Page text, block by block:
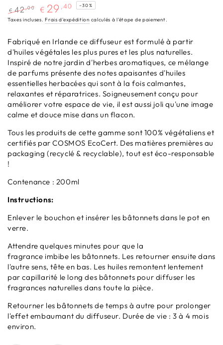
Prix
€42,00
Prix
vente
€ 29 ,40 –30%
Taxes incluses.Frais d'expédition calculés à l'étape de paiement.
Fabriqué en Irlande ce diffuseur est formuléà partir
d'huiles végétales les plus pures et les plus naturelles.
Inspiré de notre jardin d'herbes aromatiques, ce mélange
de parfums présente des notes apaisantes d'huiles
essentielles herbacées qui sont à la fois calmantes,
relaxantes et réparatrices. Soigneusement conçu pour
améliorer votre espace de vie, il est aussi joli qu'une image
calme et douce mise dans un flacon.
Tous les produits de cette gamme sont 100% végétaliens et
certifiés par COSMOS EcoCert. Des matières premières au
packaging (recyclé & recyclable), tout est éco-responsable
!
Contenance : 200ml
Instructions:
Enlever le bouchon et insérer les bâtonnets dans le pot en
verre.
Attendre quelques minutes pour que la
fragrance imbibe les bâtonnets. Les retourner ensuite dans
l'autre sens, tête en bas. Les huiles remontent lentement
par capillarité le long des bâtonnets pour diffuser les
fragrances naturelles dans toute la pièce.
Retourner les bâtonnets de temps à autre pour prolonger
l'effet embaumant du diffuseur. Durée de vie : 3 à 4 mois
environ.